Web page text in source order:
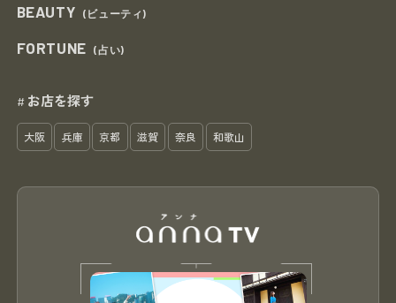
BEAUTY (ビューティ)
FORTUNE (占い)
# お店を探す
大阪 兵庫 京都 滋賀 奈良 和歌山